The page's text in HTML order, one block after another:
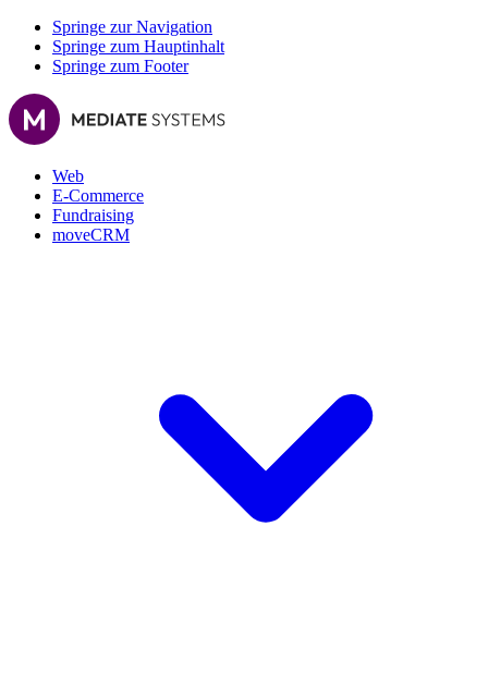
Springe zur Navigation
Springe zum Hauptinhalt
Springe zum Footer
Web
E-Commerce
Fundraising
moveCRM